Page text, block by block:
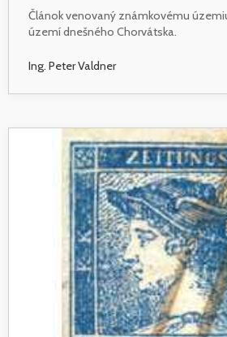
Článok venovaný známkovému
území dnešného Chorvátska.
Ing. Peter Valdner